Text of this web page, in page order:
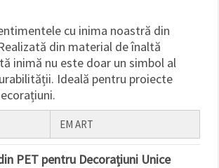
cu inima noastră din
din material de înaltă
inimă nu este doar un simbol al
Ideală pentru proiecte
EM ART
PET pentru Decorațiuni Unice